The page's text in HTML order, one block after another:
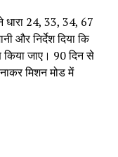
ने धारा 24, 33, 34, 67
और निर्देश दिया कि
किया जाए। 90 दिन से
मिशन मोड में